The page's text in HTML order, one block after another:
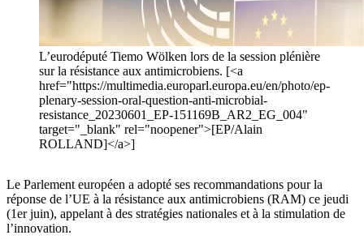
L’eurodéputé Tiemo Wölken lors de la session plénière
sur la résistance aux antimicrobiens. [<a
href="https://multimedia.europarl.europa.eu/en/photo/ep-
plenary-session-oral-question-anti-microbial-
resistance_20230601_EP-151169B_AR2_EG_004"
target="_blank" rel="noopener">[EP/Alain
ROLLAND]</a>]
Le Parlement européen a adopté ses recommandations pour la
réponse de l’UE à la résistance aux antimicrobiens (RAM) ce jeudi
(1er juin), appelant à des stratégies nationales et à la stimulation de
l’innovation.